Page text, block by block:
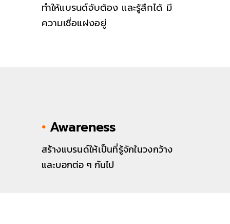
ทำให้แบรนด์จับต้อง และรู้สึกได้ มี
ความเชื่อแฝงอยู่
• Awareness
สร้างแบรนด์ให้เป็นที่รู้จักในวงกว้าง
และบอกต่อ ๆ กันไป